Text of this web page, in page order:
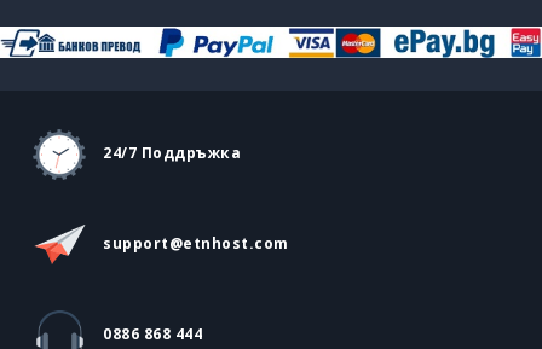
24/7 Поддръжка
support@etnhost.com
0886 868 444